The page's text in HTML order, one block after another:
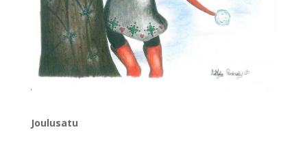
Joulusatu